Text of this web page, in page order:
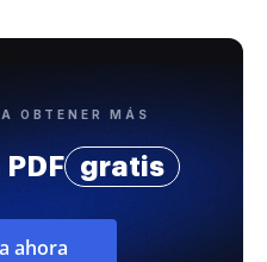
OBTENER MÁS
gratis
ahora